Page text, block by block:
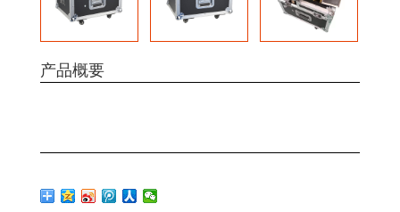
产品概要